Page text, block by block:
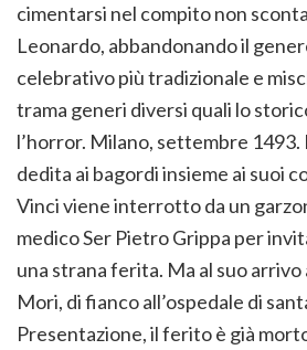
cimentarsi nel compito non
Leonardo, abbandonando il
celebrativo più tradizionale e
trama generi diversi quali lo
l’horror. Milano, settembre
dedita ai bagordi insieme ai suoi
Vinci viene interrotto da un
medico Ser Pietro Grippa per
una strana ferita. Ma al suo arrivo
Mori, di fianco all’ospedale di
Presentazione, il ferito è già